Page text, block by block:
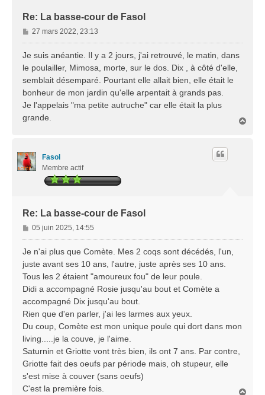
Re: La basse-cour de Fasol
M
e
s
a
g
e
27 mars 2022, 23:13
Je suis anéantie. Il y a 2 jours, j'ai retrouvé, le matin, dans
le poulailler, Mimosa, morte, sur le dos. Dix , à côté d'elle,
semblait désemparé. Pourtant elle allait bien, elle était le
bonheur de mon jardin qu'elle arpentait à grands pas.
Je l'appelais "ma petite autruche" car elle était la plus
grande.
Fasol
Membre actif
Re: La basse-cour de Fasol
M
e
a
g
e
05 juin 2025, 14:55
Je n'ai plus que Comète. Mes 2 coqs sont décédés, l'un,
juste avant ses 10 ans, l'autre, juste après ses 10 ans.
Tous les 2 étaient "amoureux fou" de leur poule.
Didi a accompagné Rosie jusqu'au bout et Comète a
accompagné Dix jusqu'au bout.
Rien que d'en parler, j'ai les larmes aux yeux.
Du coup, Comète est mon unique poule qui dort dans mon
living.....je la couve, je l'aime.
Saturnin et Griotte vont très bien, ils ont 7 ans. Par contre,
Griotte fait des oeufs par période mais, oh stupeur, elle
s'est mise à couver (sans oeufs)
C'est la première fois.